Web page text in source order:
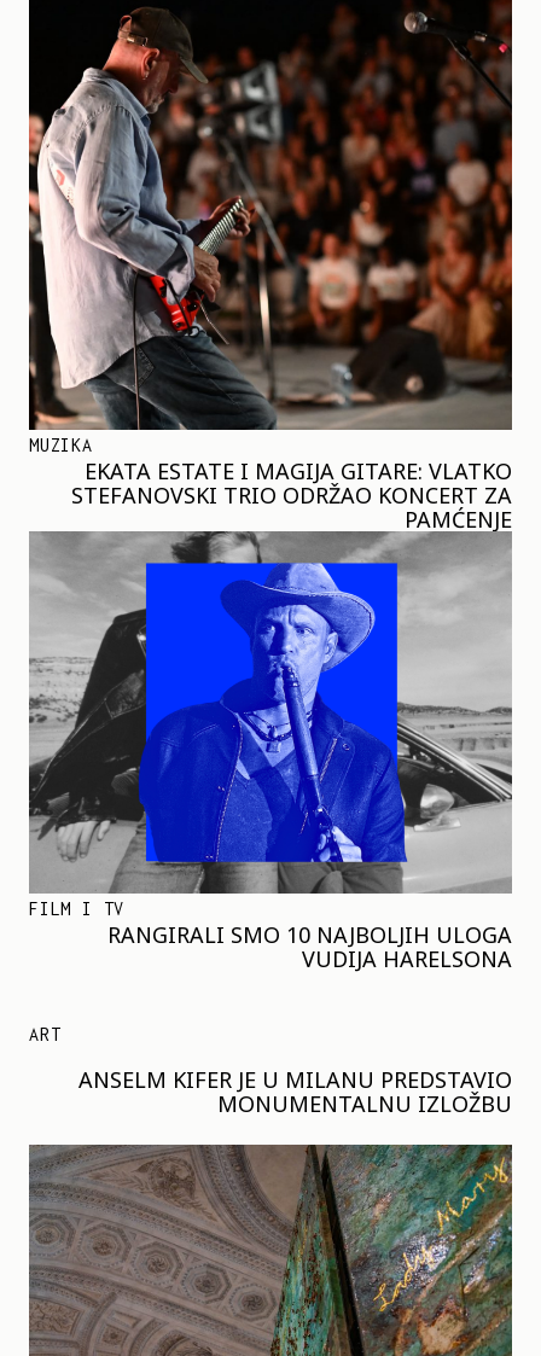
MUZIKA
EKATA ESTATE I MAGIJA GITARE: VLATKO
STEFANOVSKI TRIO ODRŽAO KONCERT ZA
PAMĆENJE
FILM I TV
RANGIRALI SMO 10 NAJBOLJIH ULOGA
VUDIJA HARELSONA
ART
ANSELM KIFER JE U MILANU PREDSTAVIO
MONUMENTALNU IZLOŽBU